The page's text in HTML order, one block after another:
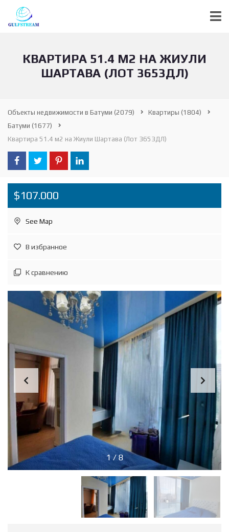
КВАРТИРА 51.4 М2 НА ЖИУЛИ
ШАРТАВА (ЛОТ 3653ДЛ)
Объекты недвижимости в Батуми (2079) Квартиры (1804)
Батуми (1677)
Квартира 51.4 м2 на Жиули Шартава (Лот 3653ДЛ)
$107.000
See Map
В избранное
К сравнению
1/ 8